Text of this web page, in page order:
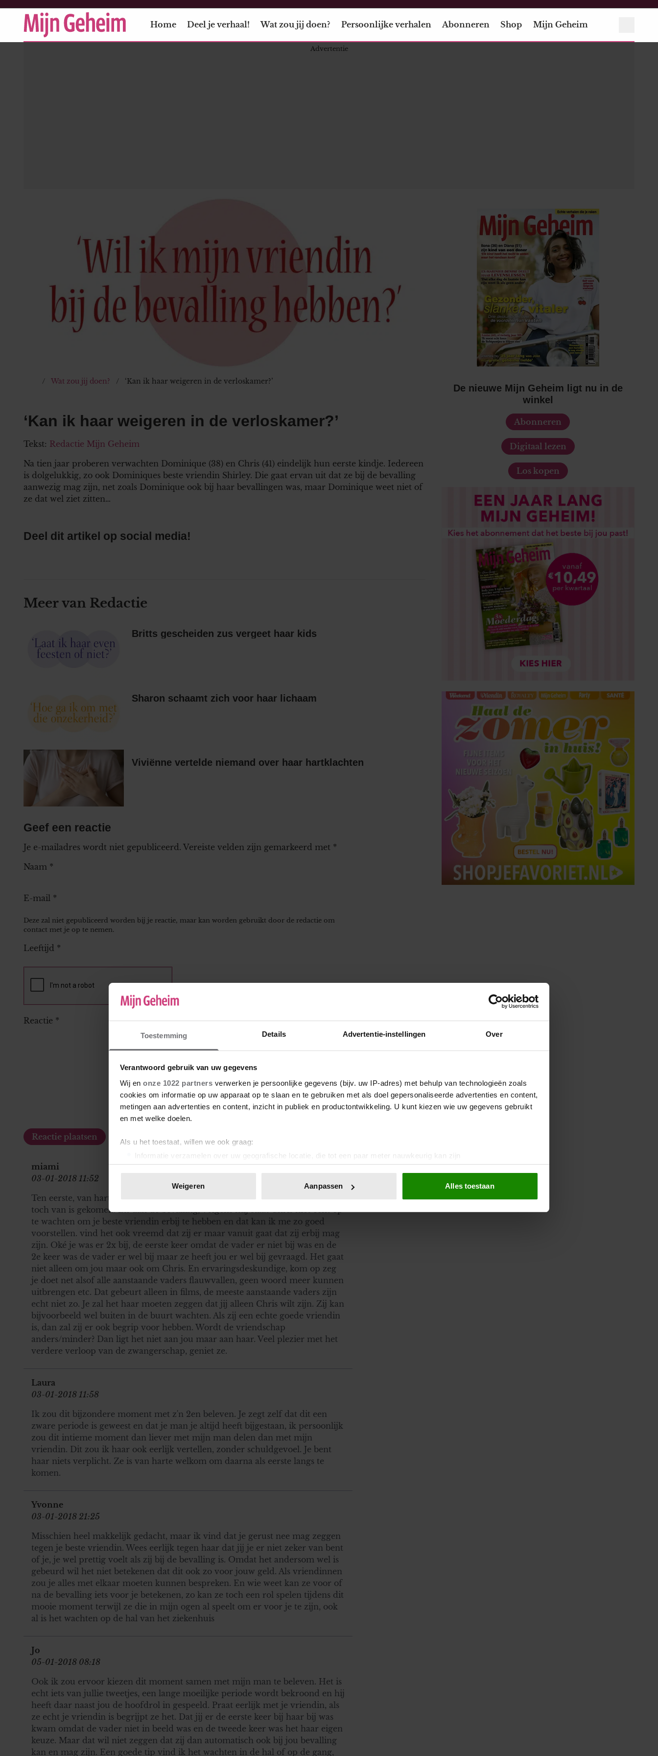
Toestemming Details Advertentie-instellingen Over
Verantwoord gebruik van uw gegevens
Wij en onze 1022 partners verwerken je persoonlijke gegevens (bijv. uw IP-adres) met behulp van technologieën zoals
cookies om informatie op uw apparaat op te slaan en te gebruiken met als doel gepersonaliseerde advertenties en content,
metingen aan advertenties en content, inzicht in publiek en productontwikkeling. U kunt kiezen wie uw gegevens gebruikt
en met welke doelen.
Als u het toestaat, willen we ook graag:
Informatie verzamelen over uw geografische locatie, die tot een paar meter nauwkeurig kan zijn
Uw apparaat identificeren door het actief te scannen op specifieke eigenschappen (fingerprinting)
toestemming op elk moment wijzigen of intrekken in de Cookieverklaring.
We gebruiken cookies om content en advertenties te personaliseren, om functies voor social media te bieden en om ons
websiteverkeer te analyseren. Ook delen we informatie over uw gebruik van onze site met onze partners voor social
media, adverteren en analyse. Deze partners kunnen deze gegevens combineren met andere informatie die u aan ze heeft
verstrekt of die ze hebben verzameld op basis van uw gebruik van hun services. U gaat akkoord met onze cookies als u
onze website blijft gebruiken.
Weigeren Aanpassen Alles toestaan
Home Deel je verhaal! Wat zou jij doen? Persoonlijke verhalen Abonneren Shop Mijn Geheim
Wat zou jij doen? ‘Kan ik haar weigeren in de verloskamer?’
‘Kan ik haar weigeren in de verloskamer?’
Tekst: Redactie Mijn Geheim
Na tien jaar proberen verwachten Dominique (38) en Chris (41) eindelijk hun eerste kindje. Iedereen
is dolgelukkig, zo ook Dominiques beste vriendin Shirley. Die gaat ervan uit dat ze bij de bevalling
aanwezig mag zijn, net zoals Dominique ook bij haar bevallingen was, maar Dominique weet niet of
ze dat wel ziet zitten…
Deel dit artikel op social media!
Meer van Redactie
Britts gescheiden zus vergeet haar kids
Sharon schaamt zich voor haar lichaam
Viviënne vertelde niemand over haar hartklachten
Geef een reactie
Je e-mailadres wordt niet gepubliceerd. Vereiste velden zijn gemarkeerd met *
Naam *
E-mail *
Deze zal niet gepubliceerd worden bij je reactie, maar kan worden gebruikt door de redactie om
contact met je op te nemen.
Leeftijd *
Reactie *
miami
03-01-2018 11:52
Ten eerste, van harte gefeliciteerd met je zwangerschap. Zo fijn dat het er
toch van is gekomen. En dan de bevalling, volgens mij staat Chris niet echt op
te wachten om je beste vriendin erbij te hebben en dat kan ik me zo goed
voorstellen. vind het ook vreemd dat zij er maar vanuit gaat dat zij erbij mag
zijn. Oké je was er 2x bij, de eerste keer omdat de vader er niet bij was en de
2e keer was de vader er wel bij maar ze heeft jou er wel bij gevraagd. Het gaat
niet alleen om jou maar ook om Chris. En ervaringsdeskundige, kom op zeg
je doet net alsof alle aanstaande vaders flauwvallen, geen woord meer kunnen
uitbrengen etc. Dat gebeurt alleen in films, de meeste aanstaande vaders zijn
echt niet zo. Je zal het haar moeten zeggen dat jij alleen Chris wilt zijn. Zij kan
bijvoorbeeld wel buiten in de buurt wachten. Als zij een echte goede vriendin
is, dan zal zij er ook begrip voor hebben. Wordt de vriendschap
anders/minder? Dan ligt het niet aan jou maar aan haar. Veel plezier met het
verdere verloop van de zwangerschap, geniet ze.
Laura
03-01-2018 11:58
Ik zou dit bijzondere moment met z'n 2en beleven. Je zegt zelf dat dit een
zware periode is geweest en dat je man je altijd heeft bijgestaan, ik persoonlijk
zou dit intieme moment dan liever met mijn man delen dan met mijn
vriendin. Dit zou ik haar ook eerlijk vertellen, zonder schuldgevoel. Je bent
haar niets verplicht. Ze is van harte welkom om daarna als eerste langs te
komen.
Yvonne
03-01-2018 21:25
Misschien heel makkelijk gedacht, maar ik vind dat je gerust nee mag zeggen
tegen je beste vriendin. Wees eerlijk tegen haar dat jij je er niet zeker van bent
of je, je wel prettig voelt als zij bij de bevalling is. Omdat het andersom wel is
gebeurd wil het niet betekenen dat dit ook zo voor jouw geld. Als vriendinnen
zou je alles met elkaar moeten kunnen bespreken. En wie weet kan ze voor of
na de bevalling iets voor je betekenen, zo kan ze toch een rol spelen tijdens dit
mooie moment terwijl ze die in mijn ogen al speelt om er voor je te zijn, ook
al is het wachten op de hal van het ziekenhuis
Jo
05-01-2018 08:18
Ook ik zou ervoor kiezen dit moment samen met mijn man te beleven. Het is
echt iets van jullie tweetjes, een lange moeilijke periode wordt bekroond en hij
heeft daar naast jou de hoofdrol in gespeeld. Praat eerlijk met je vriendin, als
ze echt je vriendin is begrijpt ze het. Dat jij er de eerste keer bij haar bij was
kwam omdat de vader niet in beeld was en de tweede keer was het haar eigen
keuze. Maar dat wil niet zeggen dat zij dan automatisch ook bij jou bevalling
kan en mag zijn. Een goede tip vind ik het wachten in de hal of op de gang,
De nieuwe Mijn Geheim ligt nu in de
winkel
Abonneren
Digitaal lezen
Los kopen